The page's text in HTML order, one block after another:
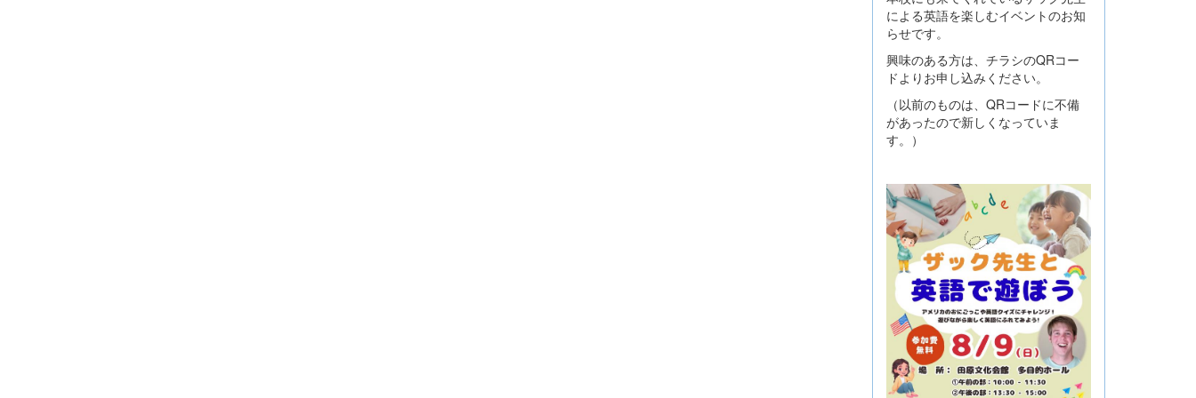
による英語を楽しむイベントのお知
らせです。
興味のある方は、チラシのQRコー
ドよりお申し込みください。
（以前のものは、QRコードに不備
があったので新しくなっていま
す。）